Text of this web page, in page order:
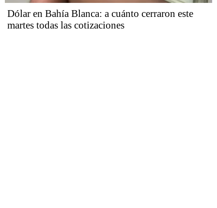
Dólar en Bahía Blanca: a cuánto cerraron este
martes todas las cotizaciones